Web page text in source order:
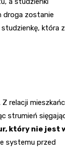
droga zostanie
która z
relacji
strumień
który nie jest
systemu przed